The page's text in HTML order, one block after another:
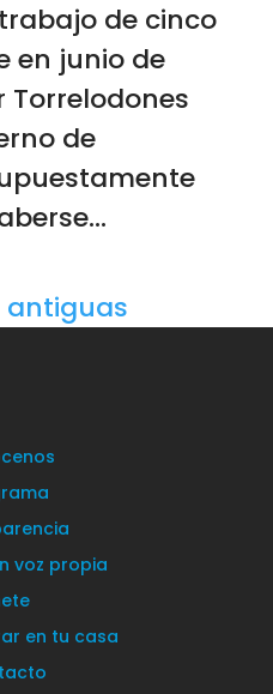
de cinco
en junio de
Torrelodones
de
antiguas
voz propia
en tu casa